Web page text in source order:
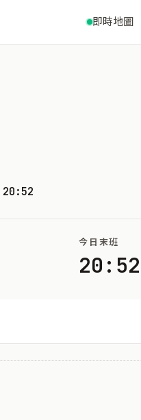
即時地圖
20:52
今日末班
20:52